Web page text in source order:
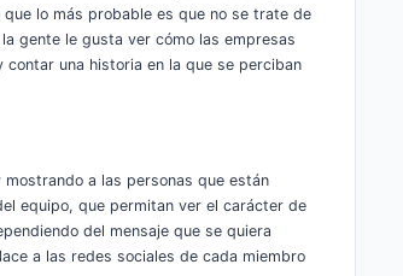
lo más probable es que no se trate de
gente le gusta ver cómo las empresas
contar una historia en la que se perciban
mostrando a las personas que están
equipo, que permitan ver el carácter de
del mensaje que se quiera
a las redes sociales de cada miembro